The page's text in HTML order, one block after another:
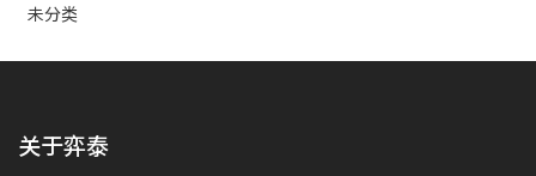
未分类
关于弈泰